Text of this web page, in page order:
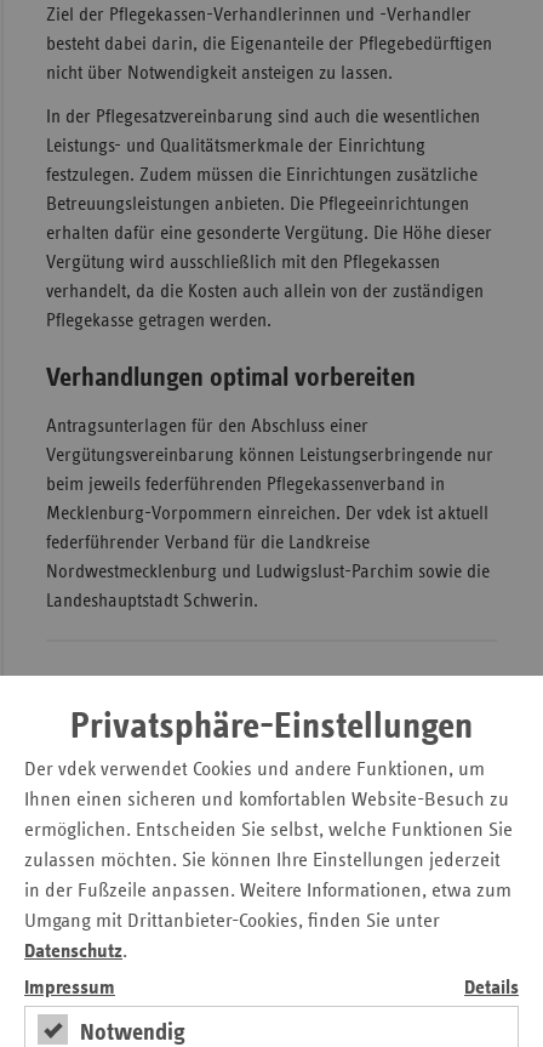
Privatsphäre-Einstellungen
Der vdek verwendet Cookies und andere Funktionen, um
Ihnen einen sicheren und komfortablen Website-Besuch zu
ermöglichen. Entscheiden Sie selbst, welche Funktionen Sie
zulassen möchten. Sie können Ihre Einstellungen jederzeit
in der Fußzeile anpassen. Weitere Informationen, etwa zum
Umgang mit Drittanbieter-Cookies, finden Sie unter
Datenschutz.
Impressum
Details
Notwendig
Ziel der Pflegekassen-Verhandlerinnen und -Verhandler
besteht dabei darin, die Eigenanteile der Pflegebedürftigen
nicht über Notwendigkeit ansteigen zu lassen.
In der Pflegesatzvereinbarung sind auch die wesentlichen
Leistungs- und Qualitätsmerkmale der Einrichtung
festzulegen. Zudem müssen die Einrichtungen zusätzliche
Betreuungsleistungen anbieten. Die Pflegeeinrichtungen
erhalten dafür eine gesonderte Vergütung. Die Höhe dieser
Vergütung wird ausschließlich mit den Pflegekassen
verhandelt, da die Kosten auch allein von der zuständigen
Pflegekasse getragen werden.
Verhandlungen optimal vorbereiten
Antragsunterlagen für den Abschluss einer
Vergütungsvereinbarung können Leistungserbringende nur
beim jeweils federführenden Pflegekassenverband in
Mecklenburg-Vorpommern einreichen. Der vdek ist aktuell
federführender Verband für die Landkreise
Nordwestmecklenburg und Ludwigslust-Parchim sowie die
Landeshauptstadt Schwerin.
Inanspruchnahme von Vorsorge- oder
Rehabilitationsleistungen durch eine
Pflegeperson
Ab dem 1. Juli 2024 haben pflegebedürftige Personen nach
§ 42a SGB XI Anspruch auf eine Versorgung in
zugelassenen Vorsorge- oder Rehabilitationseinrichtungen,
wenn dort deren Pflegeperson gleichzeitig eine Vorsorge-
oder Rehabilitationsmaßnahme in Anspruch nimmt. Bisher
erforderte die Organisation der Sicherstellung der
pflegerischen Versorgung für den Zeitraum einer